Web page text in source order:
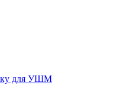
для УШМ